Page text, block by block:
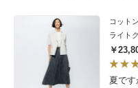
コット
ライト
￥
夏で